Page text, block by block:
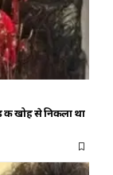
की खोह से निकला था